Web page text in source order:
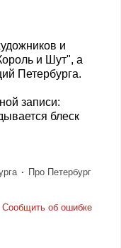
и
и Шут", а
Петербурга.
записи:
блеск
Про Петербург
Сообщить об ошибке